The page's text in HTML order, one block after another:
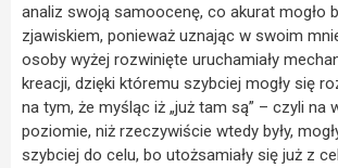
analiz swoją samoocenę, co akurat mogło
zjawiskiem, ponieważ uznając w swoim
osoby wyżej rozwinięte uruchamiały
kreacji, dzięki któremu szybciej mogły się
na tym, że myśląc iż „już tam są” – czyli na
poziomie, niż rzeczywiście wtedy były,
szybciej do celu, bo utożsamiały się już z